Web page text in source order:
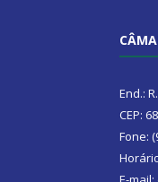
End.:
CEP:
Fone: